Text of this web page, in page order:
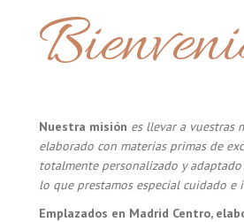
Nuestra misión es llevar a vuestras
elaborado con materias primas de
totalmente personalizado y adaptado
lo que prestamos especial cuidado e
Emplazados en Madrid Centro,